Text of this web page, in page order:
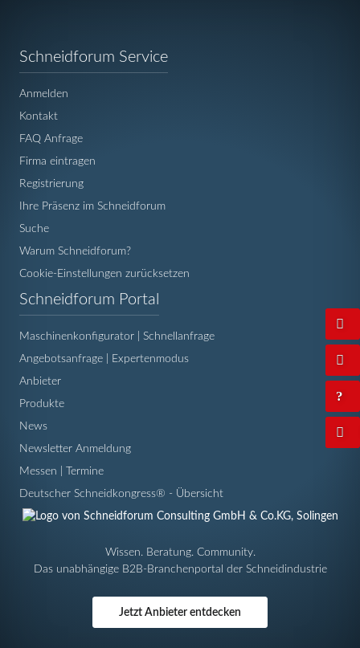
Schneidforum ServiceNavigation
Anmelden
Kontakt
FAQ Anfrage
Firma eintragen
Registrierung
Ihre Präsenz im Schneidforum
Suche
Warum Schneidforum?
Cookie-Einstellungen zurücksetzen
Schneidforum Portal
Maschinenkonfigurator | Schnellanfrage
Angebotsanfrage | Expertenmodus
Anbieter
Produkte
News
Newsletter Anmeldung
Messen | Termine
Deutscher Schneidkongress® - Übersicht
Wissen. Beratung. Community.
Das unabhängige B2B-Branchenportal der Schneidindustrie
Jetzt Anbieter entdecken